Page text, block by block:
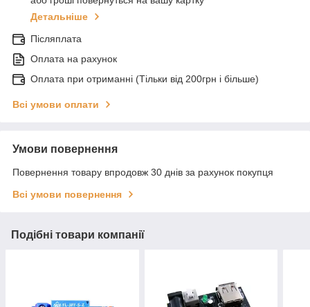
Детальніше
Післяплата
Оплата на рахунок
Оплата при отриманні (Тільки від 200грн і більше)
Всі умови оплати
Умови повернення
Повернення товару впродовж 30 днів за рахунок покупця
Всі умови повернення
Подібні товари компанії